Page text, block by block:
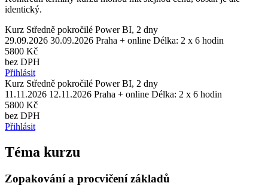
identický.
Kurz Středně pokročilé Power BI, 2 dny
29.09.2026 30.09.2026 Praha + online Délka: 2 x 6 hodin
5800 Kč
bez DPH
Přihlásit
Kurz Středně pokročilé Power BI, 2 dny
11.11.2026 12.11.2026 Praha + online Délka: 2 x 6 hodin
5800 Kč
bez DPH
Přihlásit
Téma kurzu
Zopakování a procvičení základů